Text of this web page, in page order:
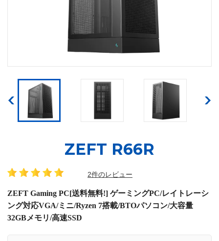
ZEFT R66R
2件のレビュー
ZEFT Gaming PC[送料無料!] ゲーミングPC/レイトレーシ
ング対応VGA/ミニ/Ryzen 7搭載/BTOパソコン/大容量
32GBメモリ/高速SSD